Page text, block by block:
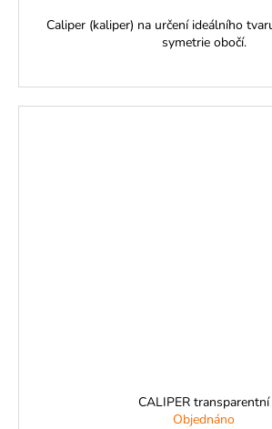
Caliper (kaliper) na určení ideálního
symetrie obočí.
CALIPER transparentní
Objednáno